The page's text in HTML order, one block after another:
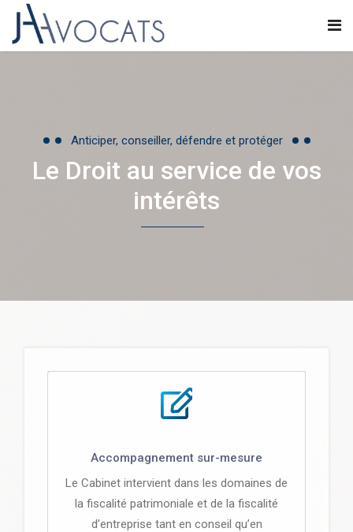
Anticiper, conseiller, défendre et protéger
Le Droit au service de vos
intérêts
Accompagnement sur-mesure
Le Cabinet intervient dans les domaines de
la fiscalité patrimoniale et de la fiscalité
d’entreprise tant en conseil qu’en